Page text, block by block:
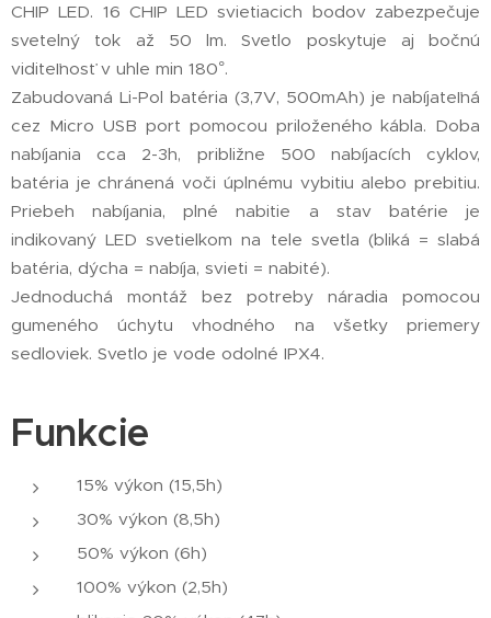
CHIP LED. 16 CHIP LED svietiacich bodov zabezpečuje
svetelný tok až 50 lm. Svetlo poskytuje aj bočnú
viditeľnosť v uhle min 180°.
Zabudovaná Li-Pol batéria (3,7V, 500mAh) je nabíjateľná
cez Micro USB port pomocou priloženého kábla. Doba
nabíjania cca 2-3h, približne 500 nabíjacích cyklov,
batéria je chránená voči úplnému vybitiu alebo prebitiu.
Priebeh nabíjania, plné nabitie a stav batérie je
indikovaný LED svetielkom na tele svetla (bliká = slabá
batéria, dýcha = nabíja, svieti = nabité).
Jednoduchá montáž bez potreby náradia pomocou
gumeného úchytu vhodného na všetky priemery
sedloviek. Svetlo je vode odolné IPX4.
Funkcie
15% výkon (15,5h)
30% výkon (8,5h)
50% výkon (6h)
100% výkon (2,5h)